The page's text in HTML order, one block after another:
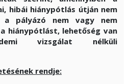
hibái hiánypótlás útján nem
a pályázó nem vagy nem
hiánypótlást, lehetőség van
vizsgálat nélküli
rendje: